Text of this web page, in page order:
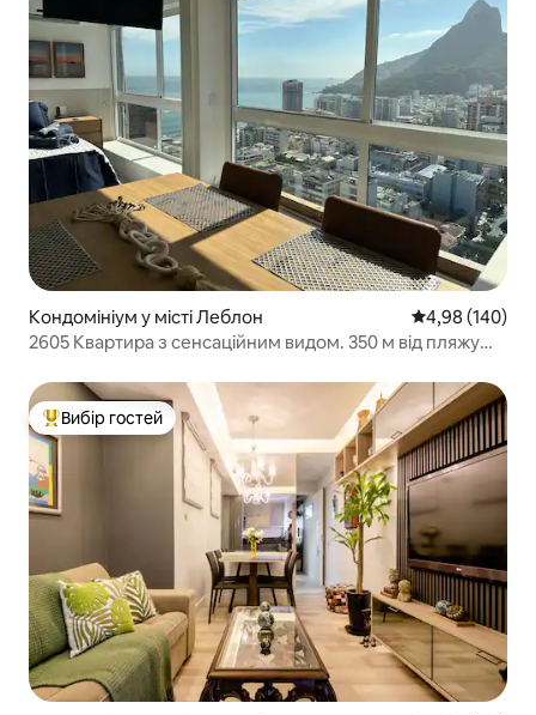
Кондомініум у місті Леблон Середня
4,98 (140)
2605 Квартира з сенсаційним видом. 350 м від пляжу
Топ вибір гостей
Вибір гостей